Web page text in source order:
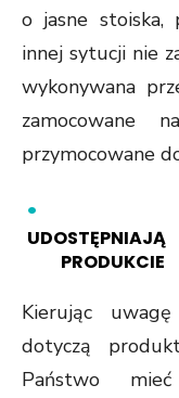
o jasne
innej sytucji nie
wykonywana
zamocowane
przymocowane
PRODUKCIE
Kierując
dotyczą
Państwo